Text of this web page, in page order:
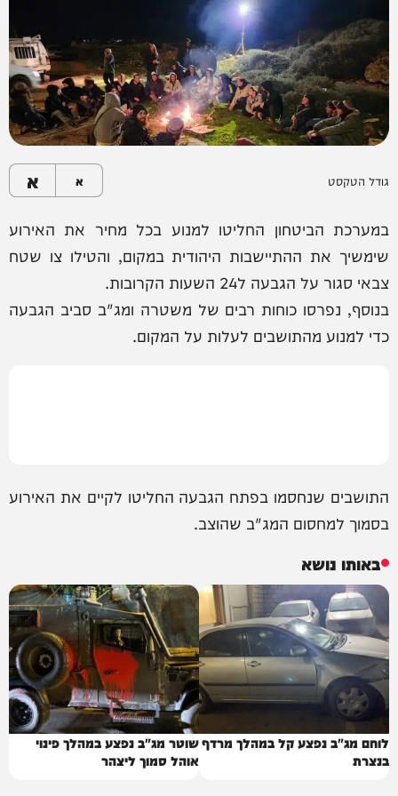
גודל הטקסט א א
במערכת הביטחון החליטו למנוע בכל מחיר את האירוע
שימשיך את ההתיישבות היהודית במקום, והטילו צו שטח
צבאי סגור על הגבעה ל24 השעות הקרובות.
בנוסף, נפרסו כוחות רבים של משטרה ומג"ב סביב הגבעה
כדי למנוע מהתושבים לעלות על המקום.
התושבים שנחסמו בפתח הגבעה החליטו לקיים את האירוע
בסמוך למחסום המג"ב שהוצב.
באותו נושא
לוחם מג"ב נפצע קל במהלך מרדף
בנצרת
שוטר מג"ב נפצע במהלך פינוי
אוהל סמוך ליצהר